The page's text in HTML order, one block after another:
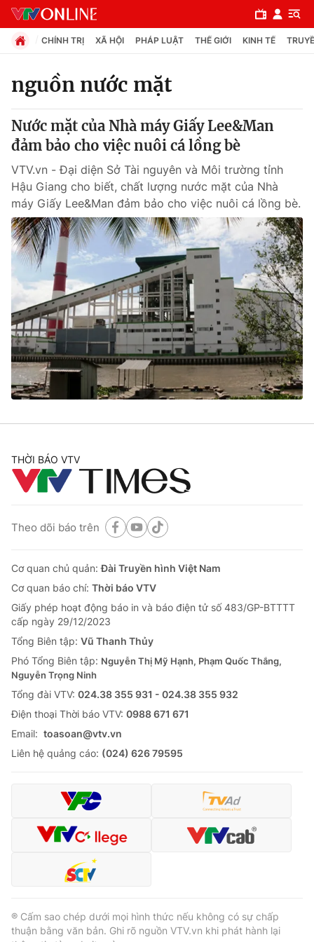
Chuyên mục
Chính trị
Xã hội
Pháp luật
Y tế
Thế giới
Tin tức
Thế giới đó đây
Câu chuyện quốc tế
Kinh tế
Tài chính
Thị trường
Góc doanh nghiệp
Dữ liệu và đời sống
Truyền hình
Phim VTV
Hậu trường
Giải sao mai
Giải trí
Điện ảnh
Âm nhạc
Du lịch
Làm đẹp
Chất lượng cuộc sống
Tuyển sinh
Học trực tuyến
Công nghệ
Hitech Công nghệ tương lai
Sản phẩm
Thị trường
Tư vấn
Giao lưu trực tuyến
Lịch phát sóng
Chuyên mục khác
Emagazine Podcast
Video Shorts video
VTV Money
VTV Sức khoẻ Bất động sản
CHÍNH TRỊ XÃ HỘI PHÁP LUẬT THẾ GIỚI KINH TẾ
nguồn nước mặt
Nước mặt của Nhà máy Giấy Lee&Man
đảm bảo cho việc nuôi cá lồng bè
VTV.vn - Đại diện Sở Tài nguyên và Môi trường tỉnh
Hậu Giang cho biết, chất lượng nước mặt của Nhà
máy Giấy Lee&Man đảm bảo cho việc nuôi cá lồng bè.
THỜI BÁO VTV
Theo dõi báo trên
Cơ quan chủ quản:Đài Truyền hình Việt Nam
Cơ quan báo chí: Thời báo VTV
Giấy phép hoạt động báo in và báo điện tử số 483/GP-BTTTT
cấp ngày 29/12/2023
Tổng Biên tập: Vũ Thanh Thủy
Phó Tổng Biên tập: Nguyễn Thị Mỹ Hạnh, Phạm Quốc Thắng,
Nguyễn Trọng Ninh
Tổng đài VTV: 024.38 355 931 - 024.38 355 932
Ðiện thoại Thời báo VTV: 0988 671 671
Email: toasoan@vtv.vn
Liên hệ quảng cáo: (024) 626 79595
® Cấm sao chép dưới mọi hình thức nếu không có sự chấp
thuận bằng văn bản. Ghi rõ nguồn VTV.vn khi phát hành lại